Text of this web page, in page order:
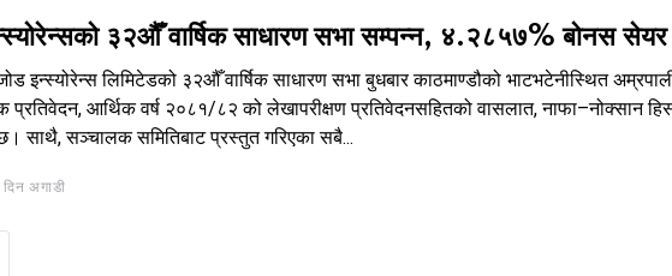
३२औँ वार्षिक साधारण सभा सम्पन्न, ४.२८५७% बोनस सेयर
इन्स्योरेन्स लिमिटेडको ३२औँ वार्षिक साधारण सभा बुधबार काठमाण्डौको भाटभटेनीस्थित
प्रतिवेदन, आर्थिक वर्ष २०८१/८२ को लेखापरीक्षण प्रतिवेदनसहितको वासलात, नाफा–नोक्सान
साथै, सञ्चालक समितिबाट प्रस्तुत गरिएका सबै...
अगाडी